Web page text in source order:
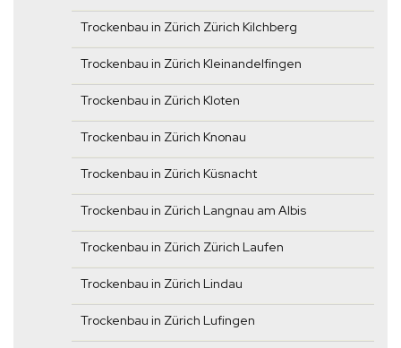
Trockenbau in Zürich Zürich Kilchberg
Trockenbau in Zürich Kleinandelfingen
Trockenbau in Zürich Kloten
Trockenbau in Zürich Knonau
Trockenbau in Zürich Küsnacht
Trockenbau in Zürich Langnau am Albis
Trockenbau in Zürich Zürich Laufen
Trockenbau in Zürich Lindau
Trockenbau in Zürich Lufingen